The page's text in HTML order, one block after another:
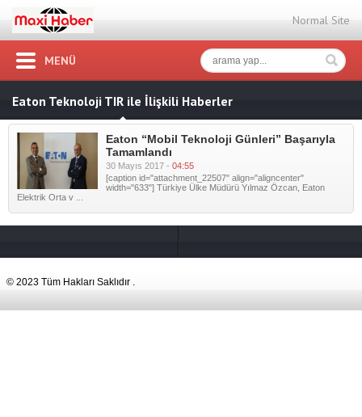
Normal Site
MENÜ
Eaton Teknoloji TIR ile İlişkili Haberler
Eaton “Mobil Teknoloji Günleri” Başarıyla
Tamamlandı
30 Mayıs 2017 - 04:55
[caption id="attachment_22507" align="aligncenter"
width="633"] Türkiye Ülke Müdürü Yılmaz Özcan, Eaton
Elektrik Orta v ...
© 2023 Tüm Hakları Saklıdır .